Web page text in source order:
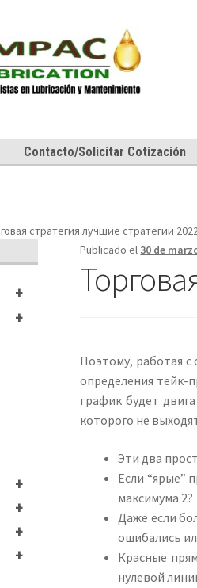
Contacto/Solicitar Cotización
стратегия лучшие стратегии
Publicado el 30 de
Поэтому, работая
определения тейк-
график будет
которого не
Эти два
Если “ярые”
максимума 2?
Даже если
ошибались
Красные
нулевой
+
+
+
+
+
+